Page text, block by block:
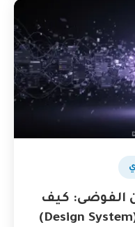
الفوضى: كيف
أنقذنا ‘نظام التصميم’ (Design System)